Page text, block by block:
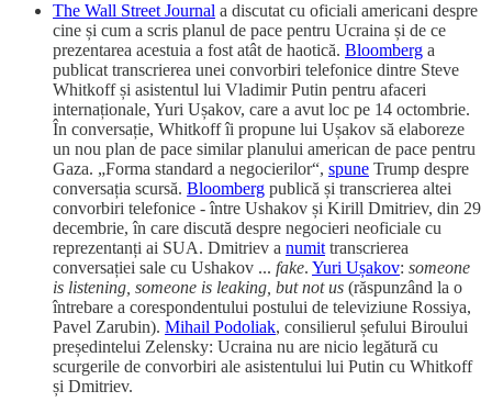
The Wall Street Journal a discutat cu oficiali americani despre
cine și cum a scris planul de pace pentru Ucraina și de ce
prezentarea acestuia a fost atât de haotică. Bloomberg a
publicat transcrierea unei convorbiri telefonice dintre Steve
Whitkoff și asistentul lui Vladimir Putin pentru afaceri
internaționale, Yuri Ușakov, care a avut loc pe 14 octombrie.
În conversație, Whitkoff îi propune lui Ușakov să elaboreze
un nou plan de pace similar planului american de pace pentru
Gaza. „Forma standard a negocierilor“, spune Trump despre
conversația scursă. Bloomberg publică și transcrierea altei
convorbiri telefonice - între Ushakov și Kirill Dmitriev, din 29
decembrie, în care discută despre negocieri neoficiale cu
reprezentanți ai SUA. Dmitriev a numit transcrierea
conversației sale cu Ushakov ... fake. Yuri Ușakov: someone
is listening, someone is leaking, but not us (răspunzând la o
întrebare a corespondentului postului de televiziune Rossiya,
Pavel Zarubin). Mihail Podoliak, consilierul șefului Biroului
președintelui Zelensky: Ucraina nu are nicio legătură cu
scurgerile de convorbiri ale asistentului lui Putin cu Whitkoff
și Dmitriev.